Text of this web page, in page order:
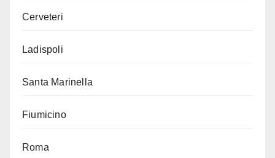
Cerveteri
Ladispoli
Santa Marinella
Fiumicino
Roma